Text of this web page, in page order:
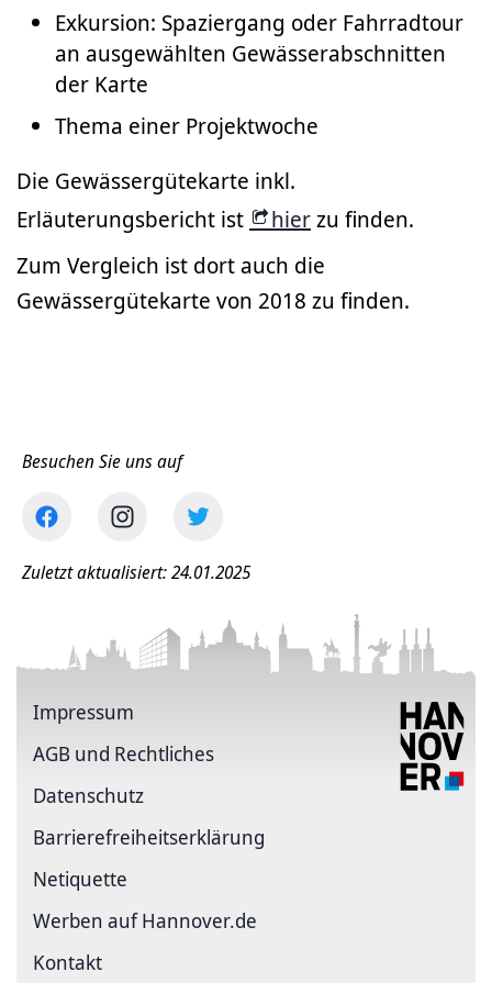
Exkursion: Spaziergang oder Fahrradtour
an ausgewählten Gewässerabschnitten
der Karte
Thema einer Projektwoche
Die Gewässergütekarte inkl.
Erläuterungsbericht ist
hierzu finden.
Zum Vergleich ist dort auch die
Gewässergütekarte von 2018 zu finden.
Besuchen Sie uns auf
Zuletzt aktualisiert: 24.01.2025
Impressum
AGB und Rechtliches
Datenschutz
Barriere­freiheits­erklärung
Netiquette
Werben auf Hannover.de
Kontakt